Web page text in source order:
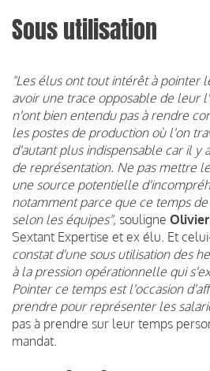
Sous utilisation
"Les élus ont tout intérêt à pointer
avoir une trace opposable de leur
n'ont bien entendu pas à rendre
les postes de production où l'on
d'autant plus indispensable car il y
de représentation. Ne pas mettre
une source potentielle
notamment parce que ce temps
selon les équipes", souligne
Sextant Expertise et ex élu. Et
constat d'une sous utilisation des
à la pression opérationnelle qui
Pointer ce temps est l'occasion
prendre pour représenter les
pas à prendre sur leur temps
mandat.